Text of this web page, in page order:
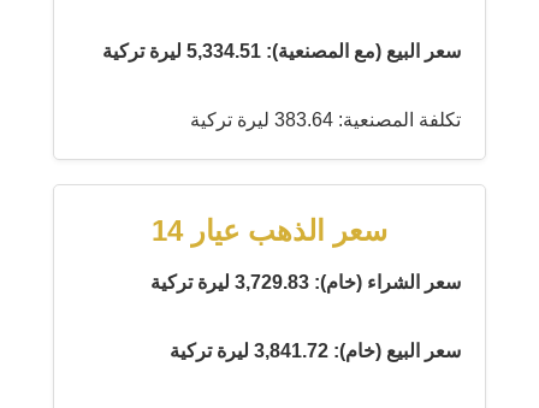
سعر البيع (مع المصنعية): 5,334.51 ليرة تركية
تكلفة المصنعية: 383.64 ليرة تركية
سعر الذهب عيار 14
سعر الشراء (خام): 3,729.83 ليرة تركية
سعر البيع (خام): 3,841.72 ليرة تركية